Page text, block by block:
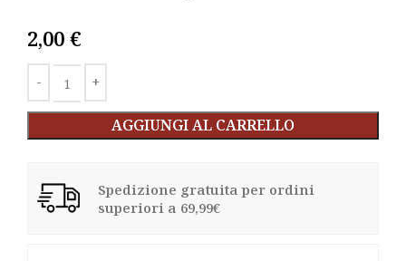
2,00 €
AGGIUNGI AL CARRELLO
Alternative:
Spedizione gratuita per ordini
superiori a 69,99€